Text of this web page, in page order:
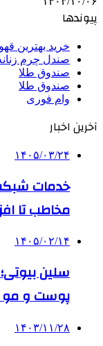
پیوندها
خرید بهترین
صندل چرم
صندوق طلا
صندوق طلا
وام فوری
آخرین اخبار
۱۴۰۵/۰۳/۲۴
مخاطب تا
۱۴۰۵/۰۲/۱۴
سلین
پوست و مو
۱۴۰۳/۱۱/۲۸